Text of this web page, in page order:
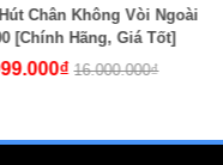
Máy Hút Chân Không Gạo HC
360S [Chính Hãng, Giá Tốt]
9.999.000₫ 10.500.000₫